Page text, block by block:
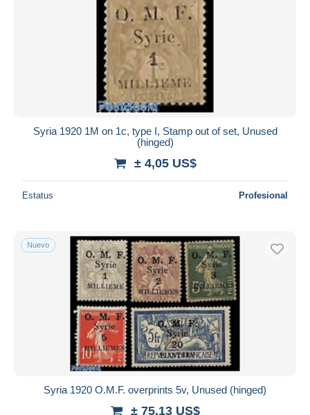
Syria 1920 1M on 1c, type I, Stamp out of set, Unused
(hinged)
± 4,05 US$
Estatus Profesional
Nuevo
Syria 1920 O.M.F. overprints 5v, Unused (hinged)
± 75,13 US$